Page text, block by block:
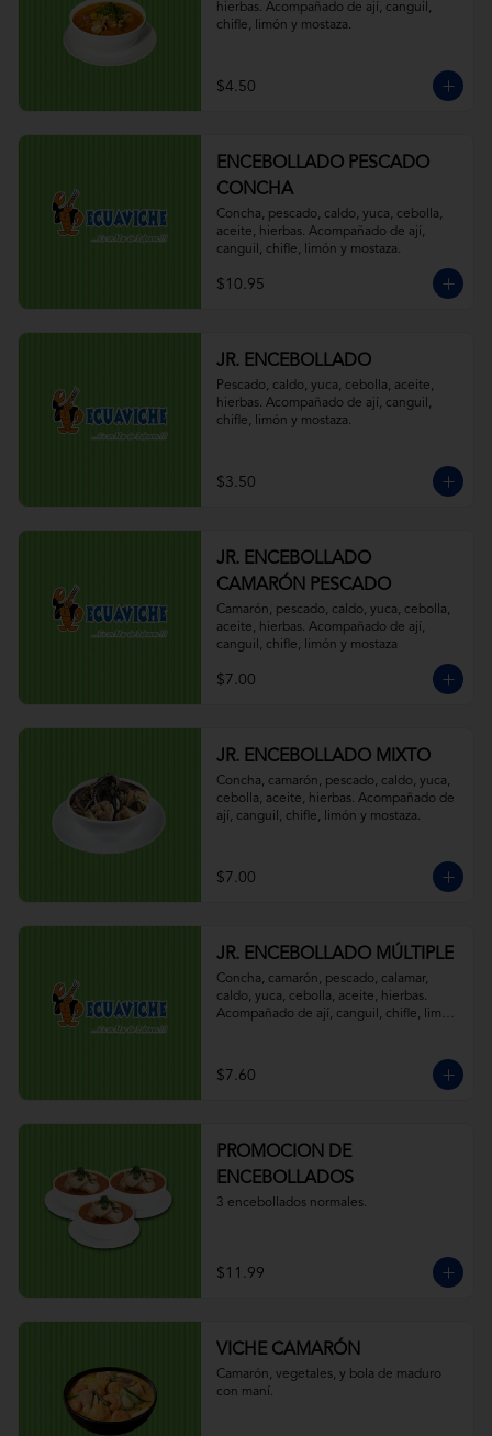
hierbas. Acompañado de ají, canguil,
chifle, limón y mostaza.
$4.50
ENCEBOLLADO PESCADO
CONCHA
Concha, pescado, caldo, yuca, cebolla,
aceite, hierbas. Acompañado de ají,
canguil, chifle, limón y mostaza.
$10.95
JR. ENCEBOLLADO
Pescado, caldo, yuca, cebolla, aceite,
hierbas. Acompañado de ají, canguil,
chifle, limón y mostaza.
$3.50
JR. ENCEBOLLADO
CAMARÓN PESCADO
Camarón, pescado, caldo, yuca, cebolla,
aceite, hierbas. Acompañado de ají,
canguil, chifle, limón y mostaza
$7.00
JR. ENCEBOLLADO MIXTO
Concha, camarón, pescado, caldo, yuca,
cebolla, aceite, hierbas. Acompañado de
ají, canguil, chifle, limón y mostaza.
$7.00
JR. ENCEBOLLADO MÚLTIPLE
Concha, camarón, pescado, calamar,
caldo, yuca, cebolla, aceite, hierbas.
Acompañado de ají, canguil, chifle, limón
$7.60
PROMOCION DE
ENCEBOLLADOS
3 encebollados normales.
$11.99
VICHE CAMARÓN
Camarón, vegetales, y bola de maduro
con maní.